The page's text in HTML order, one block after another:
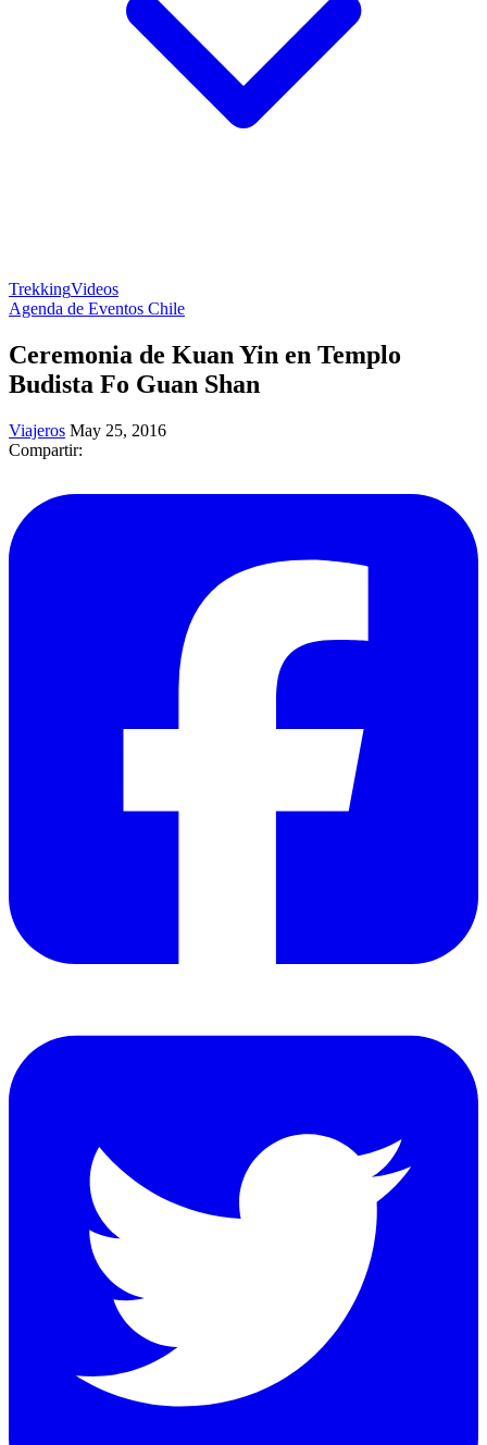
TrekkingVideos
Agenda de Eventos Chile
Ceremonia de Kuan Yin en Templo
Budista Fo Guan Shan
Viajeros May 25, 2016
Compartir: